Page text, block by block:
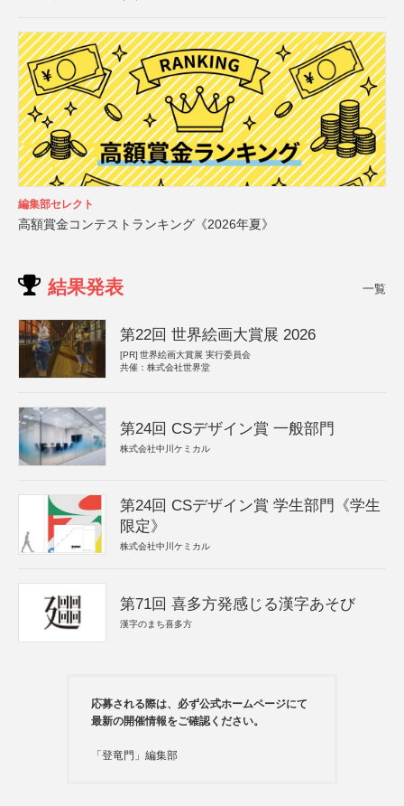
編集部セレクト
高額賞金コンテストランキング《2026年夏》
結果発表 一覧
第22回 世界絵画大賞展 2026
[PR] 世界絵画大賞展 実行委員会
共催：株式会社世界堂
第24回 CSデザイン賞 一般部門
株式会社中川ケミカル
第24回 CSデザイン賞 学生部門《学生
限定》
株式会社中川ケミカル
第71回 喜多方発感じる漢字あそび
漢字のまち喜多方
応募される際は、必ず公式ホームページにて
最新の開催情報をご確認ください。
「登竜門」編集部